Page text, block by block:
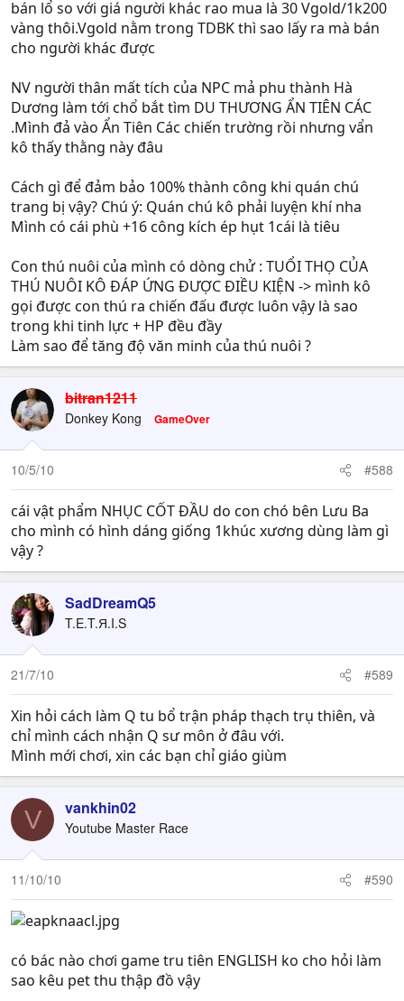
bán lổ so với giá người khác rao mua là 30 Vgold/1k200
vàng thôi.Vgold nằm trong TDBK thì sao lấy ra mà bán
cho người khác được
NV người thân mất tích của NPC mả phu thành Hà
Dương làm tới chổ bắt tìm DU THƯƠNG ẨN TIÊN CÁC
.Mình đả vào Ẩn Tiên Các chiến trường rồi nhưng vẩn
kô thấy thằng này đâu
Cách gì để đảm bảo 100% thành công khi quán chú
trang bị vậy? Chú ý: Quán chú kô phải luyện khí nha
Mình có cái phù +16 công kích ép hụt 1cái là tiêu
Con thú nuôi của mình có dòng chử : TUỔI THỌ CỦA
THÚ NUÔI KÔ ĐÁP ỨNG ĐƯỢC ĐIỀU KIỆN -> mình kô
gọi được con thú ra chiến đấu được luôn vậy là sao
trong khi tinh lực + HP đều đầy
Làm sao để tăng độ văn minh của thú nuôi ?
bitran1211
Donkey Kong GameOver
10/5/10 #588
cái vật phẩm NHỤC CỐT ĐẦU do con chó bên Lưu Ba
cho mình có hình dáng giống 1khúc xương dùng làm gì
vậy ?
SadDreamQ5
T.E.T.Я.I.S
21/7/10 #589
Xin hỏi cách làm Q tu bổ trận pháp thạch trụ thiên, và
chỉ mình cách nhận Q sư môn ở đâu với.
Mình mới chơi, xin các bạn chỉ giáo giùm
V vankhin02
Youtube Master Race
11/10/10 #590
có bác nào chơi game tru tiên ENGLISH ko cho hỏi làm
sao kêu pet thu thập đồ vậy